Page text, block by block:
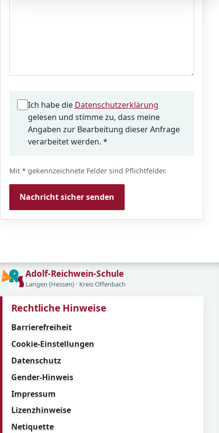
Ich habe die Datenschutzerklärung(öffnet in
gelesen und stimme zu, dass meine
Angaben zur Bearbeitung dieser Anfrage
verarbeitet werden. *
Mit *gekennzeichnete Felder sind Pflichtfelder.
Nachricht sicher senden
Adolf-Reichwein-Schule
Langen (Hessen) · Kreis Offenbach
Rechtliche Hinweise
Barrierefreiheit
Cookie-Einstellungen
Datenschutz
Gender-Hinweis
Impressum
Lizenzhinweise
Netiquette